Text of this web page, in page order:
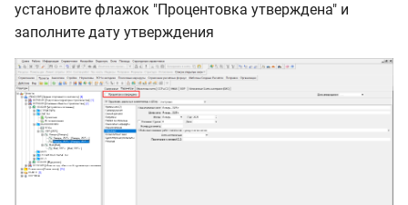
установите флажок "Процентовка утверждена" и
заполните дату утверждения